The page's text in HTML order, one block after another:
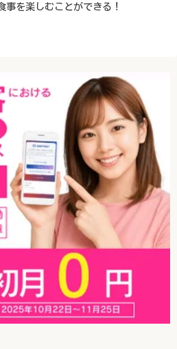
事を楽しむことができる！